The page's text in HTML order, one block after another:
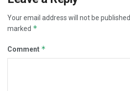
Your email address will not be published.
marked *
Comment *